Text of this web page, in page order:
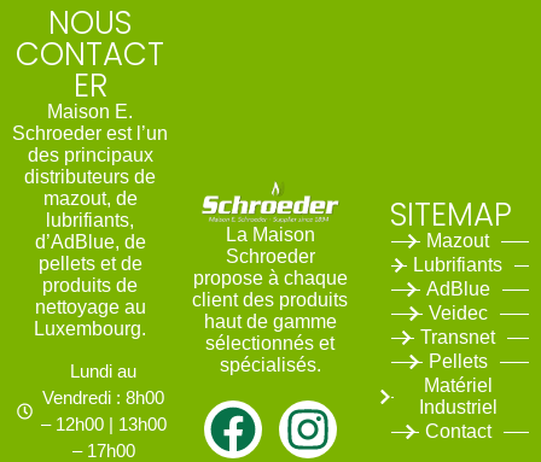
NOUS
CONTACT
ER
Maison E.
Schroeder est l’un
des principaux
distributeurs de
mazout, de
lubrifiants,
d’AdBlue, de
pellets et de
produits de
nettoyage au
Luxembourg.
Lundi au
Vendredi : 8h00
– 12h00 | 13h00
– 17h00
La Maison
Schroeder
propose à chaque
client des produits
haut de gamme
sélectionnés et
spécialisés.
SITEMAP
Mazout
Lubrifiants
AdBlue
Veidec
Transnet
Pellets
Matériel
Industriel
Contact